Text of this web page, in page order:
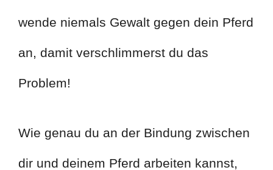
wende niemals Gewalt gegen dein Pferd
an, damit verschlimmerst du das
Problem!
Wie genau du an der Bindung zwischen
dir und deinem Pferd arbeiten kannst,